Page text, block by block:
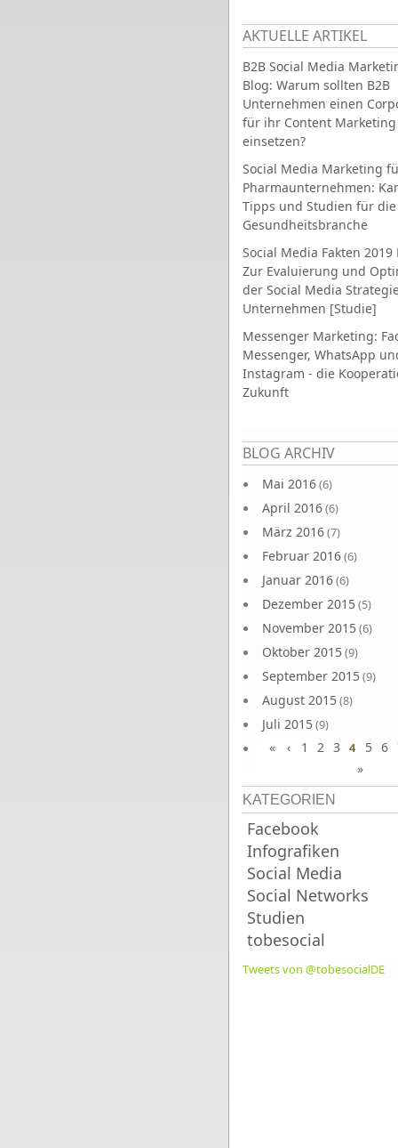
AKTUELLE ARTIKEL
B2B Social Media
Blog: Warum sollten B2B
Unternehmen einen
für ihr Content Marketing
einsetzen?
Social Media Marketing
Pharmaunternehmen:
Tipps und Studien für die
Gesundheitsbranche
Social Media Fakten 2019
Zur Evaluierung und
der Social Media
Unternehmen [Studie]
Messenger Marketing:
Messenger, WhatsApp
Instagram - die
Zukunft
BLOG ARCHIV
Mai 2016(6)
April 2016(6)
März 2016(7)
Februar 2016(6)
Januar 2016(6)
Dezember 2015(5)
November 2015(6)
Oktober 2015(9)
September 2015(9)
August 2015(8)
Juli 2015(9)
Juni 2015(9)
Seiten
« ‹ 1 2 3 4 5 6
»
KATEGORIEN
Facebook
Infografiken
Social Media
Social Networks
Studien
tobesocial
Tweets von @tobesocialDE